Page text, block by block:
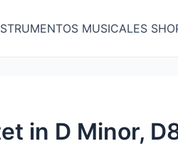
MUSICALES
in D Minor,